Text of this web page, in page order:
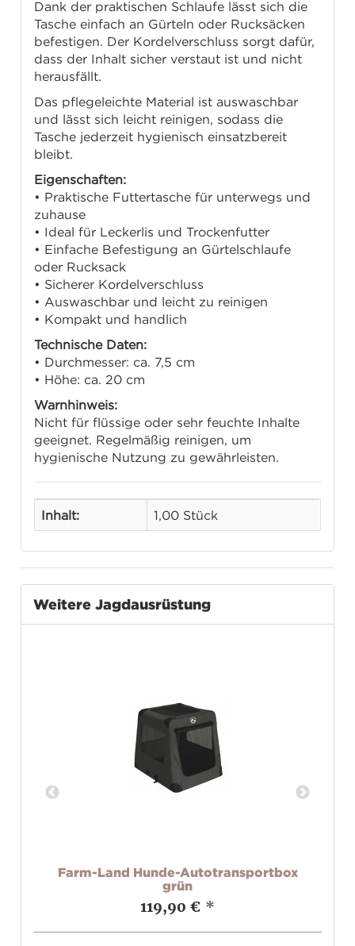
Dank der praktischen Schlaufe lässt sich die
Tasche einfach an Gürteln oder Rucksäcken
befestigen. Der Kordelverschluss sorgt dafür,
dass der Inhalt sicher verstaut ist und nicht
herausfällt.
Das pflegeleichte Material ist auswaschbar
und lässt sich leicht reinigen, sodass die
Tasche jederzeit hygienisch einsatzbereit
bleibt.
Eigenschaften:
• Praktische Futtertasche für unterwegs und
zuhause
• Ideal für Leckerlis und Trockenfutter
• Einfache Befestigung an Gürtelschlaufe
oder Rucksack
• Sicherer Kordelverschluss
• Auswaschbar und leicht zu reinigen
• Kompakt und handlich
Technische Daten:
• Durchmesser: ca. 7,5 cm
• Höhe: ca. 20 cm
Warnhinweis:
Nicht für flüssige oder sehr feuchte Inhalte
geeignet. Regelmäßig reinigen, um
hygienische Nutzung zu gewährleisten.
Inhalt: 1,00 Stück
Weitere Jagdausrüstung
Farm-Land Hunde-Autotransportbox
grün
119,90 € *